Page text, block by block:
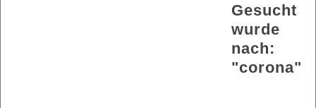
Gesucht
wurde
nach:
"corona"